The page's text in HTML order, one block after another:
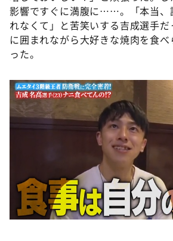
影響ですぐに満腹に……。「本当、
れなくて」と苦笑いする吉成選手
に囲まれながら大好きな焼肉を食
った。